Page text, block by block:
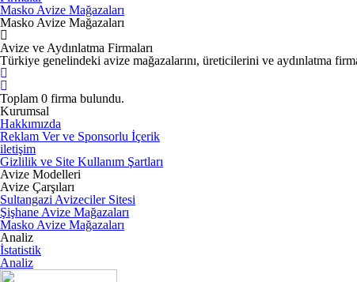
Masko Avize Mağazaları
Masko Avize Mağazaları
Avize ve Aydınlatma Firmaları
Türkiye genelindeki avize mağazalarını, üreticilerini ve aydınlatma
Toplam 0 firma bulundu.
Kurumsal
Hakkımızda
Reklam Ver ve Sponsorlu İçerik
iletişim
Gizlilik ve Site Kullanım Şartları
Avize Modelleri
Avize Çarşıları
Sultangazi Avizeciler Sitesi
Şişhane Avize Mağazaları
Masko Avize Mağazaları
Analiz
İstatistik
Analiz